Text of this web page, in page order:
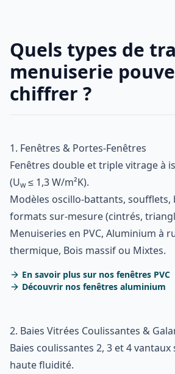
Quels types de
menuiserie
chiffrer ?
1. Fenêtres & Portes-Fenêtres
Fenêtres double et triple vitrage à
(Uw≤ 1,3 W/m²K).
Modèles oscillo-battants, soufflets,
formats sur-mesure (cintrés,
Menuiseries en PVC, Aluminium à
thermique, Bois massif ou Mixtes.
En savoir plus sur nos fenêtres PVC
Découvrir nos fenêtres aluminium
2. Baies Vitrées Coulissantes &
Baies coulissantes 2, 3 et 4
haute fluidité.